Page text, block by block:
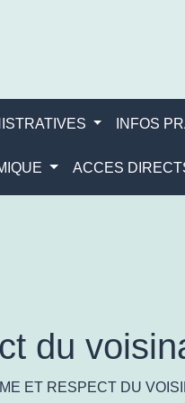
INFOS
ACCES
du
ET RESPECT DU